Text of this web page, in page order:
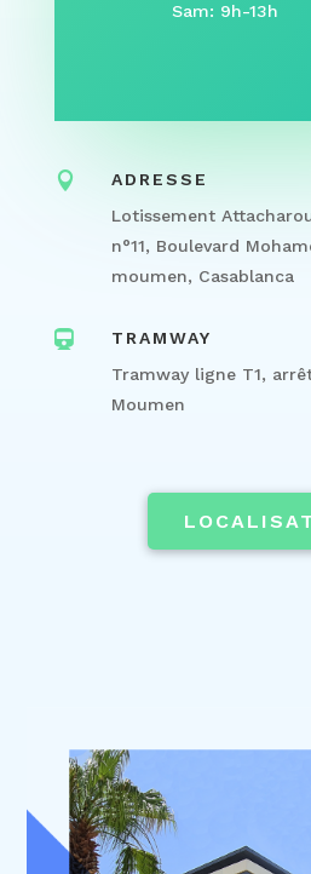
Sam: 9h-13h

ADRESSE
Lotissement
n°11, Boulevard
moumen, Casablanca

TRAMWAY
Tramway ligne T1,
Moumen